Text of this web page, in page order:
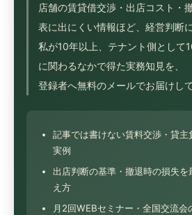
店舗の賃貸借交渉・出店コスト
表に出にくい情報ほど、経営判断
私が10年以上、テナント側として
に関わるなかで得た実務知見を、
登録者へ無料のメールでお届けして
記事では書けない賃料交渉・貸
実例
出店判断の基準・撤退時の損失
え方
月2回WEBセミナー・全国交流会